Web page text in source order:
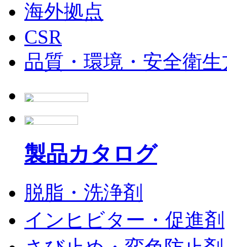
海外拠点
CSR
品質・環境・安全衛生
製品カタログ
脱脂・洗浄剤
インヒビター・促進剤